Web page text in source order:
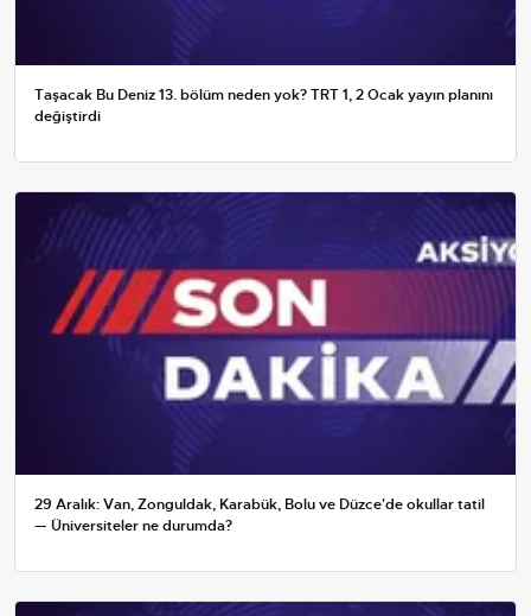
Taşacak Bu Deniz 13. bölüm neden yok? TRT 1, 2 Ocak yayın planını
değiştirdi
29 Aralık: Van, Zonguldak, Karabük, Bolu ve Düzce'de okullar tatil
— Üniversiteler ne durumda?